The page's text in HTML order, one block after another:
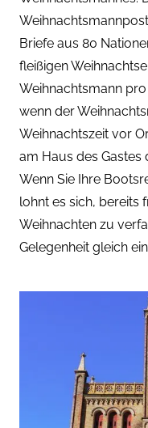
Briefe aus 80
fleißigen
Weihnachtsmann
wenn der
Weihnachtszeit vor
am Haus des Gastes
Wenn Sie Ihre
lohnt es sich, bereits
Weihnachten zu
Gelegenheit gleich